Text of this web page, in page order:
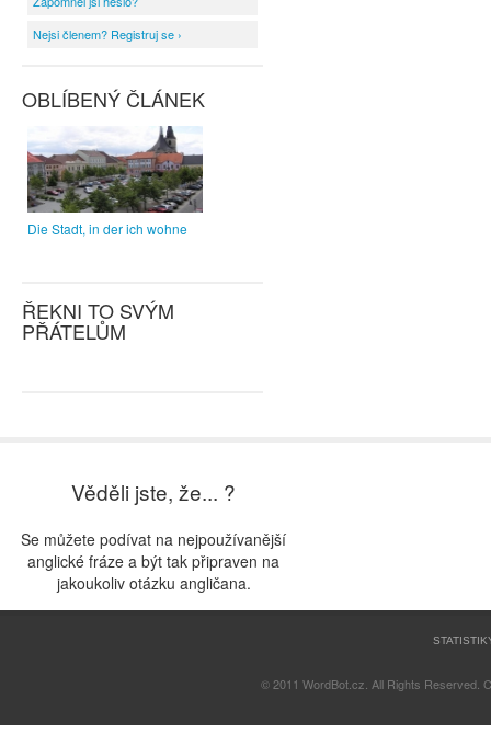
Nejsi členem? Registruj se ›
OBLÍBENÝ ČLÁNEK
Die Stadt, in der ich wohne
ŘEKNI TO SVÝM
PŘÁTELŮM
Věděli jste, že... ?
Se můžete podívat na nejpoužívanější
anglické fráze a být tak připraven na
jakoukoliv otázku angličana.
© 2011 WordBot.cz. All Rights Reserved.